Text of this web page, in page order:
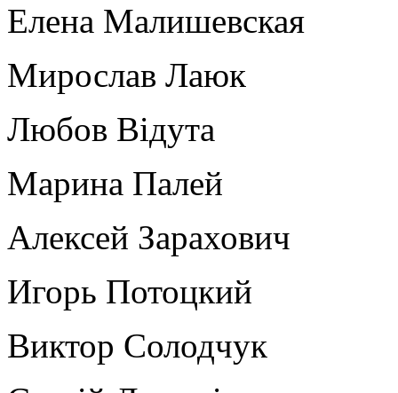
Елена Малишевская
Мирослав Лаюк
Любов Відута
Марина Палей
Алексей Зарахович
Игорь Потоцкий
Виктор Солодчук